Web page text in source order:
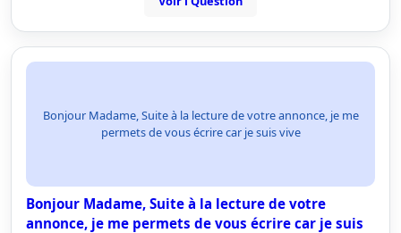
Bonjour Madame, Suite à la lecture de votre annonce, je me
permets de vous écrire car je suis vive
Bonjour Madame, Suite à la lecture de votre
annonce, je me permets de vous écrire car je suis